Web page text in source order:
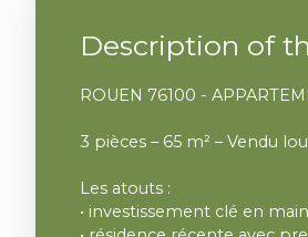
Description of
ROUEN 76100 -
3 pièces – 65 m² – Vendu
Les atouts :
• investissement clé en